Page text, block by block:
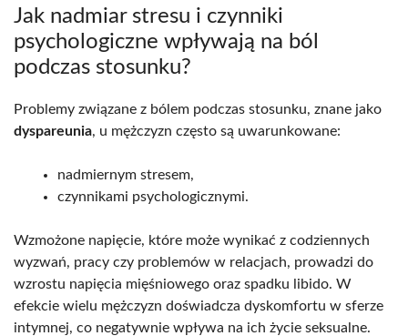
Jak nadmiar stresu i czynniki
psychologiczne wpływają na ból
podczas stosunku?
Problemy związane z bólem podczas stosunku, znane jako
dyspareunia, u mężczyzn często są uwarunkowane:
nadmiernym stresem,
czynnikami psychologicznymi.
Wzmożone napięcie, które może wynikać z codziennych
wyzwań, pracy czy problemów w relacjach, prowadzi do
wzrostu napięcia mięśniowego oraz spadku libido. W
efekcie wielu mężczyzn doświadcza dyskomfortu w sferze
intymnej, co negatywnie wpływa na ich życie seksualne.